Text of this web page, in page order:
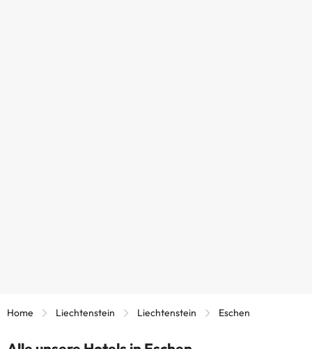
Home Liechtenstein Liechtenstein Eschen